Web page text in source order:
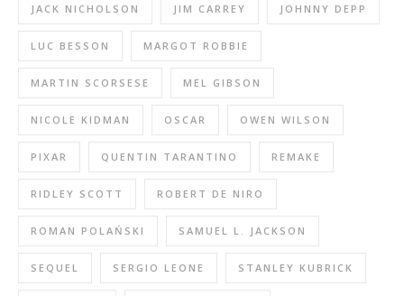
JACK NICHOLSON JIM CARREY JOHNNY DEPP
LUC BESSON MARGOT ROBBIE
MARTIN SCORSESE MEL GIBSON
NICOLE KIDMAN OSCAR OWEN WILSON
PIXAR QUENTIN TARANTINO REMAKE
RIDLEY SCOTT ROBERT DE NIRO
ROMAN POLAŃSKI SAMUEL L. JACKSON
SEQUEL SERGIO LEONE STANLEY KUBRICK